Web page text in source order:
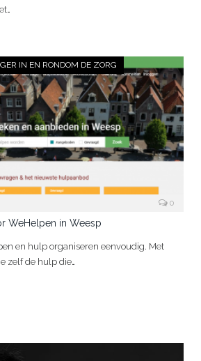
IN EN RONDOM DE ZORG
0
WeHelpen in Weesp
en hulp organiseren eenvoudig. Met
zelf de hulp die…